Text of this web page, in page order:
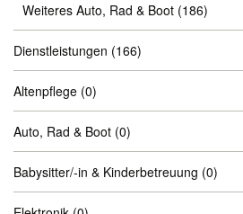
Weiteres Auto, Rad & Boot (186)
Dienstleistungen (166)
Altenpflege (0)
Auto, Rad & Boot (0)
Babysitter/-in & Kinderbetreuung (0)